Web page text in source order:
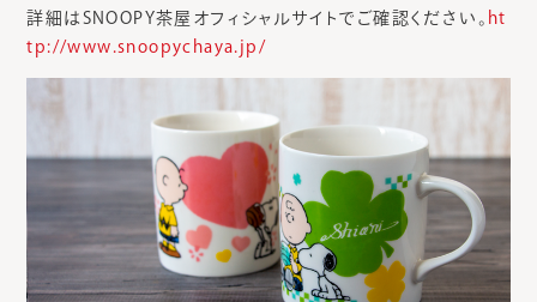
詳細はSNOOPY茶屋オフィシャルサイトでご確認ください。 ht
tp://www.snoopychaya.jp/